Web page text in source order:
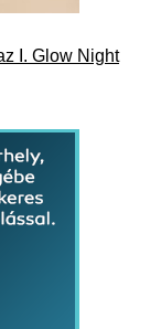
I. Glow Night